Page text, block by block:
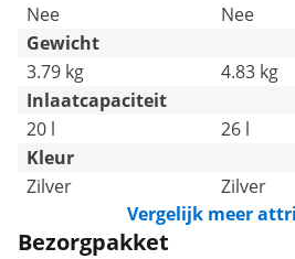
Nee
Nee
Gewicht
3.79 kg
4.83 kg
Inlaatcapaciteit
20 l
26 l
Kleur
Zilver
Zilver
Vergelijk meer
Bezorgpakket